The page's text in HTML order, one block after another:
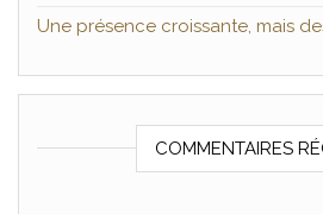
Une présence croissante, mais
COMMENTAIRES